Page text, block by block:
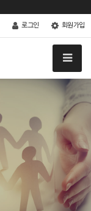
로그인 회원가입